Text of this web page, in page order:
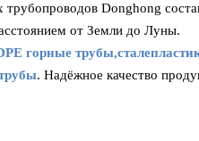
трубопроводов Donghong
от Земли до Луны.
горные трубы,
. Надёжное качество